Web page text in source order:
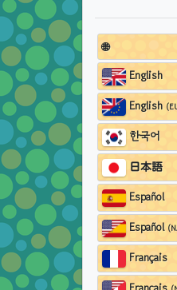
🌐
English
English
한국어
日本語
Español
Español
Français